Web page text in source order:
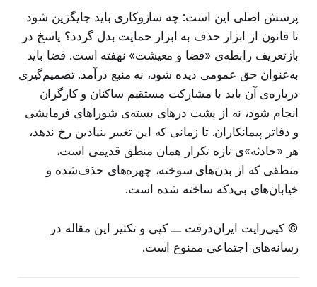
پرسش اصلی این است: چه سازوکاری باید جایگزین شود
تا قانون از ابزار حذف به ابزار حمایت بدل گردد؟ پاسخ در
بازتعریف رابطه‌ی «فضا و معیشت» نهفته است. فضا باید
به‌عنوان حق عمومی دیده شود، نه منبع درآمد. تصمیم‌گیری
درباره‌ی آن باید با مشارکت مستقیم ساکنان و کارگران
انجام شود، نه از پشت درهای بسته‌ی شوراهای فرمایشی
و دفاتر پیمانکاران. تا زمانی که این تغییر بنیادین رخ ندهد،
هر «حادثه»ی تازه تکرار همان منطق قدیمی است،
منطقی که از بدن‌های سوخته، چهره‌های حذف‌شده و
خیابان‌های بی‌دکه ساخته شده است.
© کپی‌رایت ایران‌درفت ـــ کپی و تکثیر این مقاله در
رسانه‌های اجتماعی ممنوع است.